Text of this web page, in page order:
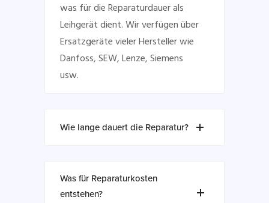
was für die Reparaturdauer als
Leihgerät dient. Wir verfügen über
Ersatzgeräte vieler Hersteller wie
Danfoss, SEW, Lenze, Siemens
usw.
Wie lange dauert die Reparatur?
Was für Reparaturkosten
entstehen?